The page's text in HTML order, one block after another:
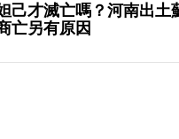
己才滅亡嗎？河南出土
亡另有原因